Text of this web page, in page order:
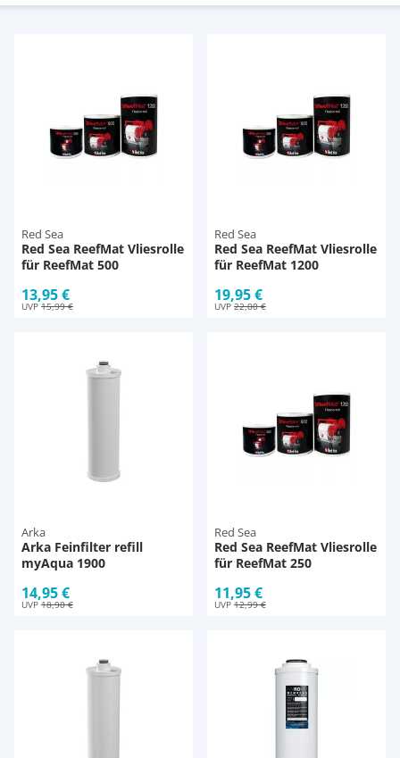
Red Sea
Red Sea ReefMat Vliesrolle
für ReefMat 500
13,95 €
UVP 15,99 €
Red Sea
Red Sea ReefMat Vliesrolle
für ReefMat 1200
19,95 €
UVP 22,00 €
Arka
Arka Feinfilter refill
myAqua 1900
14,95 €
UVP 18,90 €
Red Sea
Red Sea ReefMat Vliesrolle
für ReefMat 250
11,95 €
UVP 12,99 €
Strömungspumpe
UV-Filter
Aquarium Filter
Thermometer
Zubehör
Alle Marken »
D & D Aquarien